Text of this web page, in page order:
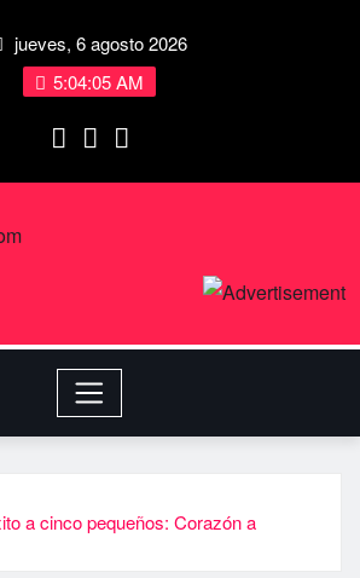
jueves, 6 agosto 2026
5:04:05 AM
a cinco pequeños: Corazón a